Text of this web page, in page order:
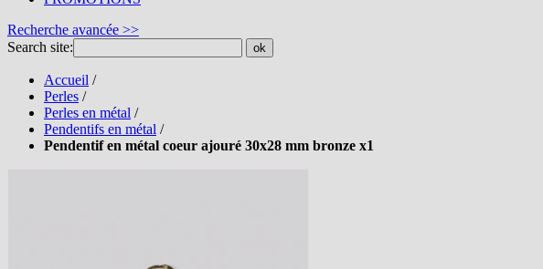
Recherche avancée >>
Search site:
ok
Accueil /
Perles /
Perles en métal /
Pendentifs en métal /
Pendentif en métal coeur ajouré 30x28 mm bronze x1